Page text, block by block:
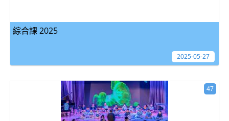
綜合課 2025
2025-05-27
47